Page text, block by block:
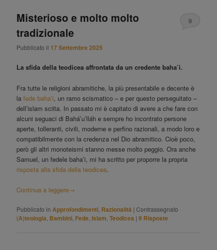
Misterioso e molto molto
tradizionale
Pubblicato il 17 Settembre 2025
9
La sfida della teodicea affrontata da un credente baha’i.
Fra tutte le religioni abramitiche, la più presentabile e decente è
lafede baha’i, un ramo scismatico – e per questo perseguitato –
dell’islam sciita. In passato mi è capitato di avere a che fare con
alcuni seguaci di Bahá’u’lláh e sempre ho incontrato persone
aperte, tolleranti, civili, moderne e perfino razionali, a modo loro e
compatibilmente con la credenza nel Dio abramitico. Cioè poco,
però gli altri monoteismi stanno messe molto peggio. Ora anche
Samuel, un fedele baha’i, mi ha scritto per proporre la propria
risposta alla sfida della teodicea.
Continua a leggere→
Pubblicato in Approfondimenti Razionalità |Contrassegnato
(A)teologia Bambini Fede ,Islam ,Teodicea |9 Risposte